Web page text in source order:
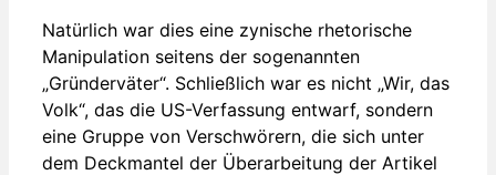
Natürlich war dies eine zynische rhetorische
Manipulation seitens der sogenannten
„Gründerväter“. Schließlich war es nicht „Wir, das
Volk“, das die US-Verfassung entwarf, sondern
eine Gruppe von Verschwörern, die sich unter
dem Deckmantel der Überarbeitung der Artikel